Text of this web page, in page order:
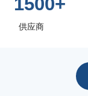
供应商